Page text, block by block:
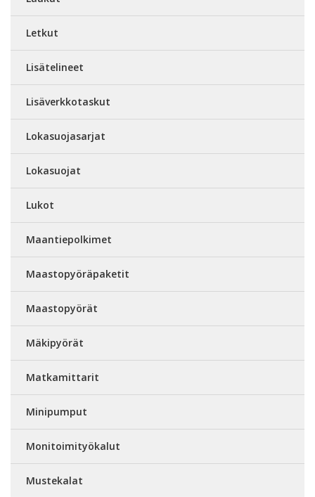
Letkut
Lisätelineet
Lisäverkkotaskut
Lokasuojasarjat
Lokasuojat
Lukot
Maantiepolkimet
Maastopyöräpaketit
Maastopyörät
Mäkipyörät
Matkamittarit
Minipumput
Monitoimityökalut
Mustekalat